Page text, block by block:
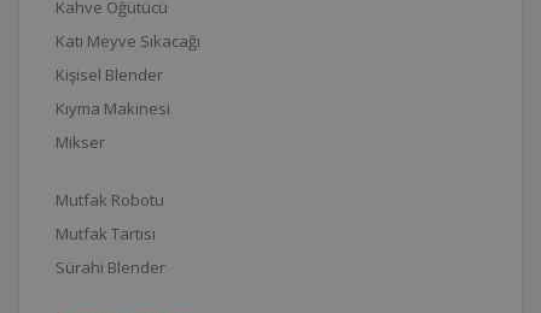
Kahve Öğütücü
Katı Meyve Sıkacağı
Kişisel Blender
Kıyma Makinesi
Mikser
Mutfak Robotu
Mutfak Tartısı
Sürahi Blender